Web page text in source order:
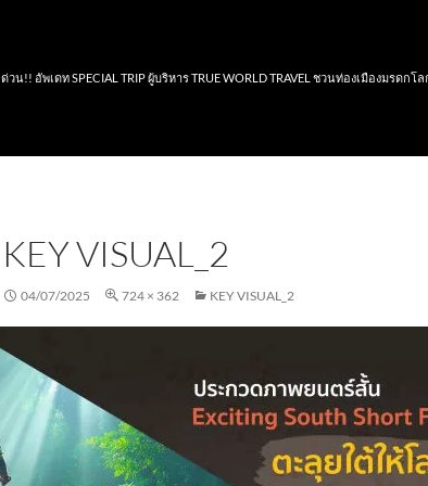
ด่วน!! อัพเดท SPECIAL TRIP ผู้บริหาร TRUE WORLD TRAVEL ชวนท่องเมืองมรดกโล
KEY VISUAL_2
04/07/2025 724 × 362 KEY VISUAL_2